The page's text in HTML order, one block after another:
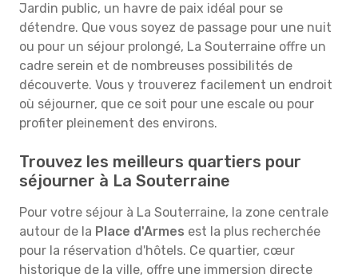
Jardin public, un havre de paix idéal pour se
détendre. Que vous soyez de passage pour une nuit
ou pour un séjour prolongé, La Souterraine offre un
cadre serein et de nombreuses possibilités de
découverte. Vous y trouverez facilement un endroit
où séjourner, que ce soit pour une escale ou pour
profiter pleinement des environs.
Trouvez les meilleurs quartiers pour
séjourner à La Souterraine
Pour votre séjour à La Souterraine, la zone centrale
autour de la Place d'Armes est la plus recherchée
pour la réservation d'hôtels. Ce quartier, cœur
historique de la ville, offre une immersion directe